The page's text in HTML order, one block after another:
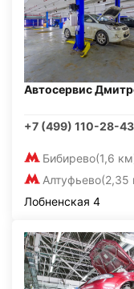
Автосервис
+7 (499) 110-28-43
Бибирево(1,6
Алтуфьево(2,35
Лобненская 4